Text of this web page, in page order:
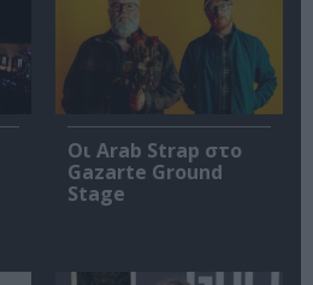
Οι Arab Strap στο
Gazarte Ground
Stage